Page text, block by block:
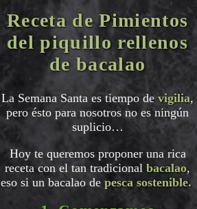
Receta de Pimientos
del piquillo rellenos
de bacalao
La Semana Santa es tiempo devigilia,
pero ésto para nosotros no es ningún
suplicio…
Hoy te queremos proponer una rica
receta con el tan tradicionalbacalao,
eso si un bacalao de pesca sostenible.